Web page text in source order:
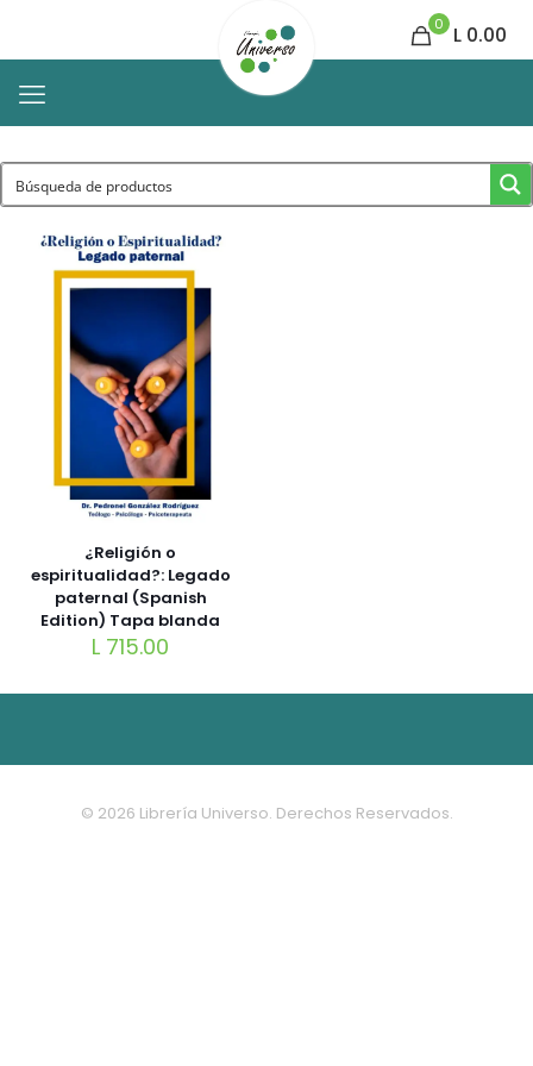
0 L 0.00
¿Religión o
espiritualidad?: Legado
paternal (Spanish
Edition) Tapa blanda
L 715.00
© 2026 Librería Universo. Derechos Reservados.